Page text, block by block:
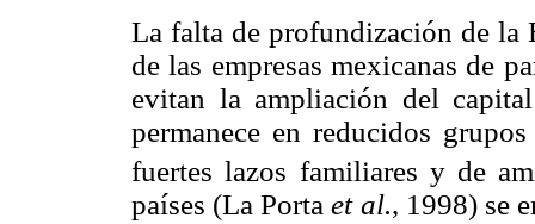
La falta de profundización de la
de las empresas mexicanas de
evitan la ampliación del
permanece en reducidos
fuertes lazos familiares y de
países (La Portaet al., 1998) se